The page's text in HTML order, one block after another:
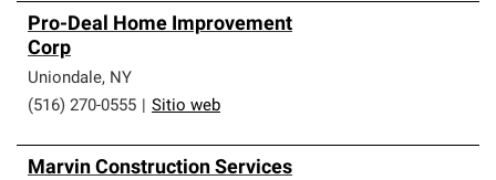
Pro-Deal Home Improvement
Corp
Uniondale, NY
(516) 270-0555
Sitio web
Marvin Construction Services